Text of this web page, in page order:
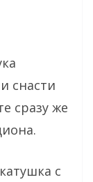
снасти
сразу же
с